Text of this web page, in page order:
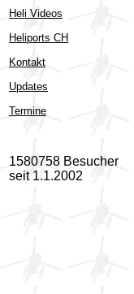
Heli Videos
Heliports CH
Kontakt
Updates
Termine
1580758 Besucher
seit 1.1.2002